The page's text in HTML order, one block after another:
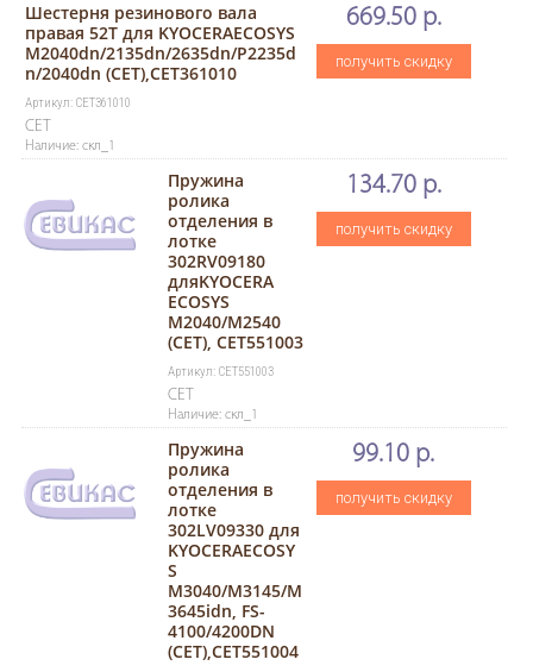
Шестерня резинового вала
правая 52T для KYOCERAECOSYS
M2040dn/2135dn/2635dn/P2235d
n/2040dn (CET),CET361010
Артикул: CET361010
CET
Наличие: скл_1
669.50 р.
получить скидку
Пружина
ролика
отделения в
лотке
302RV09180
дляKYOCERA
ECOSYS
M2040/M2540
(CET), CET551003
Артикул: CET551003
CET
Наличие: скл_1
134.70 р.
получить скидку
Пружина
ролика
отделения в
лотке
302LV09330 для
KYOCERAECOSY
S
M3040/M3145/M
3645idn, FS-
4100/4200DN
(CET),CET551004
99.10 р.
получить скидку